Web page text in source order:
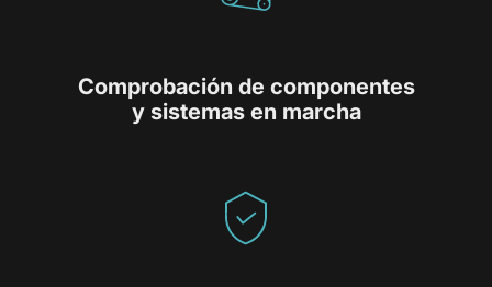
Comprobación de componentes
y sistemas en marcha